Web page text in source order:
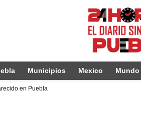
Municipios Mexico Mundo
en Puebla